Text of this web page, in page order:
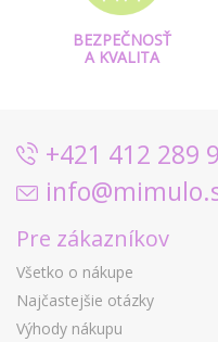
BEZPEČNOSŤ
A KVALITA
+421 412 289
Pre zákazníkov
Všetko o nákupe
Najčastejšie otázky
Výhody nákupu